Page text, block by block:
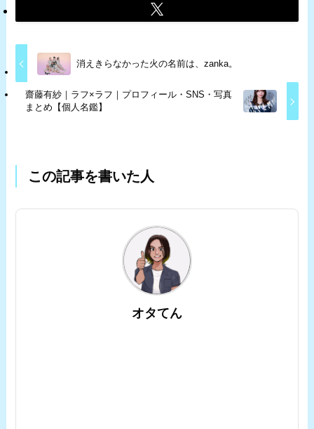
消えきらなかった火の名前は、zanka。
齋藤有紗｜ラフ×ラフ｜プロフィール・SNS・写真
まとめ【個人名鑑】
この記事を書いた人
オタてん